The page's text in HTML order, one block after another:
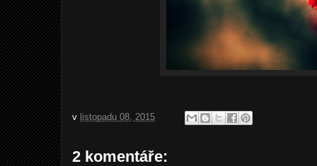
v listopadu 08, 2015
2 komentáře: